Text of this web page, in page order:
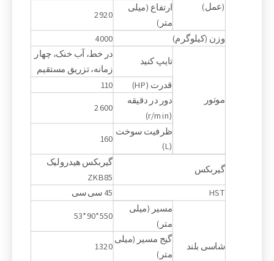
(عمل)
ارتفاع (میلی
متر)
2920
وزن (کیلوگرم)
4000
موتور
تایپ کنید
در خط، آب خنک، چهار
زمانه، تزریق مستقیم
قدرت (HP)
110
دور در دقیقه
(r/min)
2600
ظرفیت سوخت
(L)
160
گیربکس
گیربکس هیدرولیک
ZKB85
HST
45 سی سی
شاسی بلند
مسیر (میلی
متر)
550*90*53
گیج مسیر (میلی
متر)
1320